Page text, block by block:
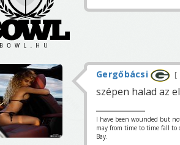
Gergőbácsi
szépen halad az
I have been wounded but
may from time to time fall
Bay.